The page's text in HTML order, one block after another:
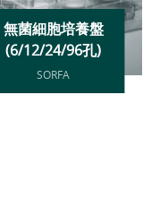
無菌細胞培養盤
(6/12/24/96孔)
SORFA